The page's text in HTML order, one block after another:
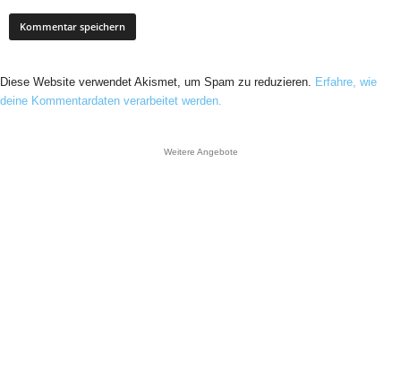
Diese Website verwendet Akismet, um Spam zu reduzieren. Erfahre, wie
deine Kommentardaten verarbeitet werden.
Weitere Angebote